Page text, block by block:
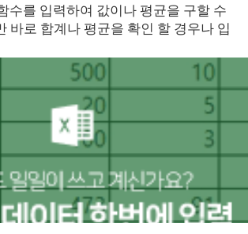
수를 입력하여 값이나 평균을 구할 수
바로 합계나 평균을 확인 할 경우나 입